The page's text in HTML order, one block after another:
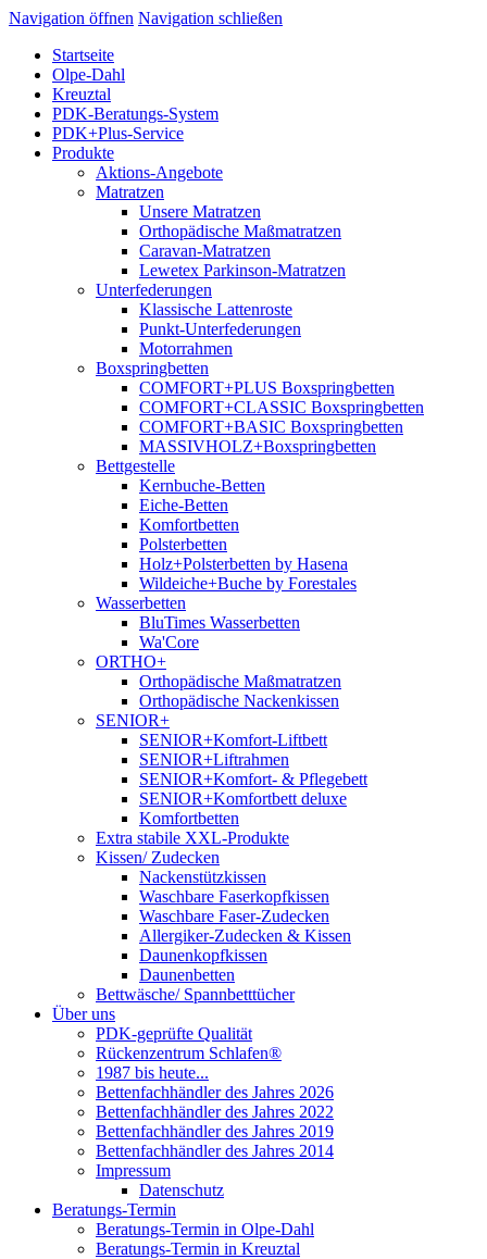
Navigation öffnen Navigation schließen
Startseite
Olpe-Dahl
Kreuztal
PDK-Beratungs-System
PDK+Plus-Service
Produkte
Aktions-Angebote
Matratzen
Unsere Matratzen
Orthopädische Maßmatratzen
Caravan-Matratzen
Lewetex Parkinson-Matratzen
Unterfederungen
Klassische Lattenroste
Punkt-Unterfederungen
Motorrahmen
Boxspringbetten
COMFORT+PLUS Boxspringbetten
COMFORT+CLASSIC Boxspringbetten
COMFORT+BASIC Boxspringbetten
MASSIVHOLZ+Boxspringbetten
Bettgestelle
Kernbuche-Betten
Eiche-Betten
Komfortbetten
Polsterbetten
Holz+Polsterbetten by Hasena
Wildeiche+Buche by Forestales
Wasserbetten
BluTimes Wasserbetten
Wa'Core
ORTHO+
Orthopädische Maßmatratzen
Orthopädische Nackenkissen
SENIOR+
SENIOR+Komfort-Liftbett
SENIOR+Liftrahmen
SENIOR+Komfort- & Pflegebett
SENIOR+Komfortbett deluxe
Komfortbetten
Extra stabile XXL-Produkte
Kissen/ Zudecken
Nackenstützkissen
Waschbare Faserkopfkissen
Waschbare Faser-Zudecken
Allergiker-Zudecken & Kissen
Daunenkopfkissen
Daunenbetten
Bettwäsche/ Spannbetttücher
Über uns
PDK-geprüfte Qualität
Rückenzentrum Schlafen®
1987 bis heute...
Bettenfachhändler des Jahres 2026
Bettenfachhändler des Jahres 2022
Bettenfachhändler des Jahres 2019
Bettenfachhändler des Jahres 2014
Impressum
Datenschutz
Beratungs-Termin
Beratungs-Termin in Olpe-Dahl
Beratungs-Termin in Kreuztal